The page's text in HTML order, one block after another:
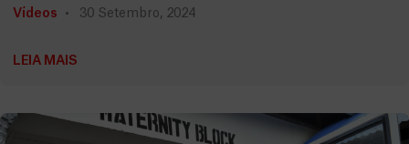
Vídeos 30 Setembro, 2024
LEIA MAIS